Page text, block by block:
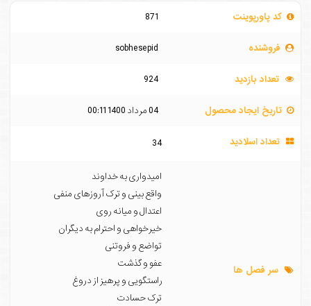
کد پاورپوینت 871
فروشنده sobhesepid
تعداد بازدید 924
تاریخ ایجاد محصول 04 مرداد 1400 00:11
تعداد اسلادید 34
سر فصل ها
امیدواری به خداوند
واقع بینی و ترک آروزهای منفی
اعتدال و میانه روی
خیرخواهی و احترام به دیگران
تواضع و فروتنی
عفو و گذشت
راستگویی و پرهیز از دروغ
ترک حسادت